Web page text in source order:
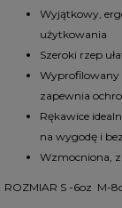
Wyjątkowy,
użytkowania
Szeroki rzep
Wyprofilowany
zapewnia
Rękawice
na wygodę i
Wzmocniona,
ROZMIAR S -6oz M-